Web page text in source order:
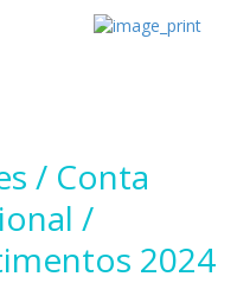
/ Conta
/
2024